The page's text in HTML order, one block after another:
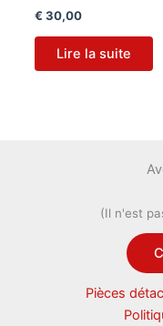
€ 30,00
Lire la suite
(Il n'est
Pièces